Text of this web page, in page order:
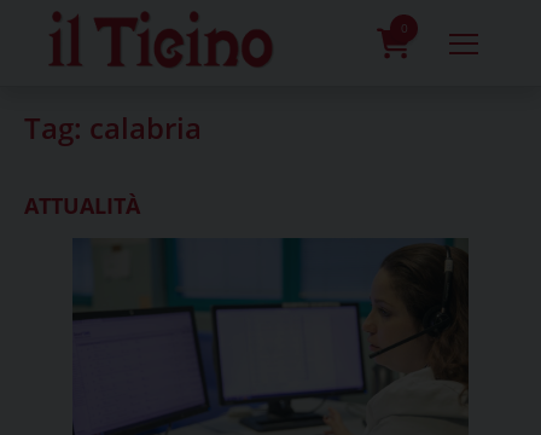
content
0
Tag: calabria
ATTUALITÀ